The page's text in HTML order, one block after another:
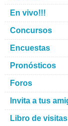
En vivo!!!
Concursos
Encuestas
Pronósticos
Foros
Invita a tus
Libro de visitas